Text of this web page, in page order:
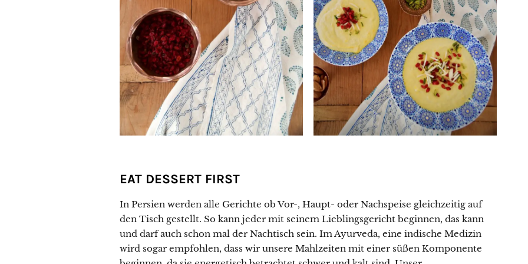
EAT DESSERT FIRST
In Persien werden alle Gerichte ob Vor-, Haupt- oder Nachspeise gleichzeitig auf
den Tisch gestellt. So kann jeder mit seinem Lieblingsgericht beginnen, das kann
und darf auch schon mal der Nachtisch sein. Im Ayurveda, eine indische Medizin
wird sogar empfohlen, dass wir unsere Mahlzeiten mit einer süßen Komponente